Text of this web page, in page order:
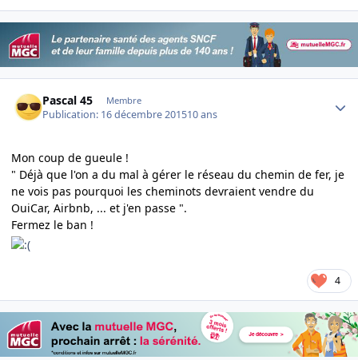
Pascal 45 Membre
Publication: 16 décembre 201510 ans
Mon coup de gueule !
" Déjà que l'on a du mal à gérer le réseau du chemin de fer, je
ne vois pas pourquoi les cheminots devraient vendre du
OuiCar, Airbnb, ... et j'en passe ".
Fermez le ban !
4